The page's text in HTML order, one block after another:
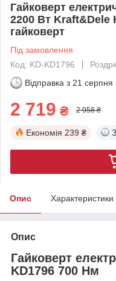
Гайковерт
2200 Вт Kraft&Dele
гайковерт
Під замовлення
Код: KD-KD1796
Відправка з 21 серпня
2 719 ₴ 2 958 ₴
Економія 239 ₴
Опис Характеристики
Опис
Гайковерт
KD1796 700 Нм